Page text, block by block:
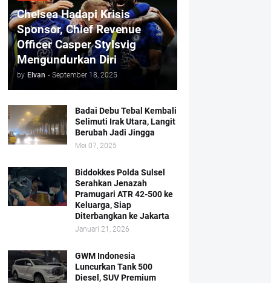
Chelsea Hadapi Krisis
Sponsor, Chief Revenue
Officer Casper Stylsvig
Mengundurkan Diri
by Elvan - September 18, 2025
Badai Debu Tebal Kembali
Selimuti Irak Utara, Langit
Berubah Jadi Jingga
Mei 07, 2025
Biddokkes Polda Sulsel
Serahkan Jenazah
Pramugari ATR 42-500 ke
Keluarga, Siap
Diterbangkan ke Jakarta
Januari 21, 2026
GWM Indonesia
Luncurkan Tank 500
Diesel, SUV Premium